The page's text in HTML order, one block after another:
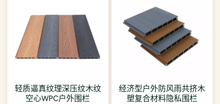
轻质逼真纹理深压纹木纹
空心WPC户外围栏
经济型户外防风雨共挤木
塑复合材料隐私围栏